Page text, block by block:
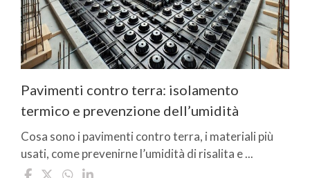
Pavimenti contro terra: isolamento
termico e prevenzione dell’umidità
Cosa sono i pavimenti contro terra, i materiali più
usati, come prevenirne l’umidità di risalita e ...